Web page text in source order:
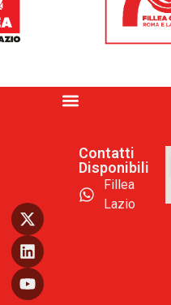
Contatti
Disponibili
Fillea
Lazio